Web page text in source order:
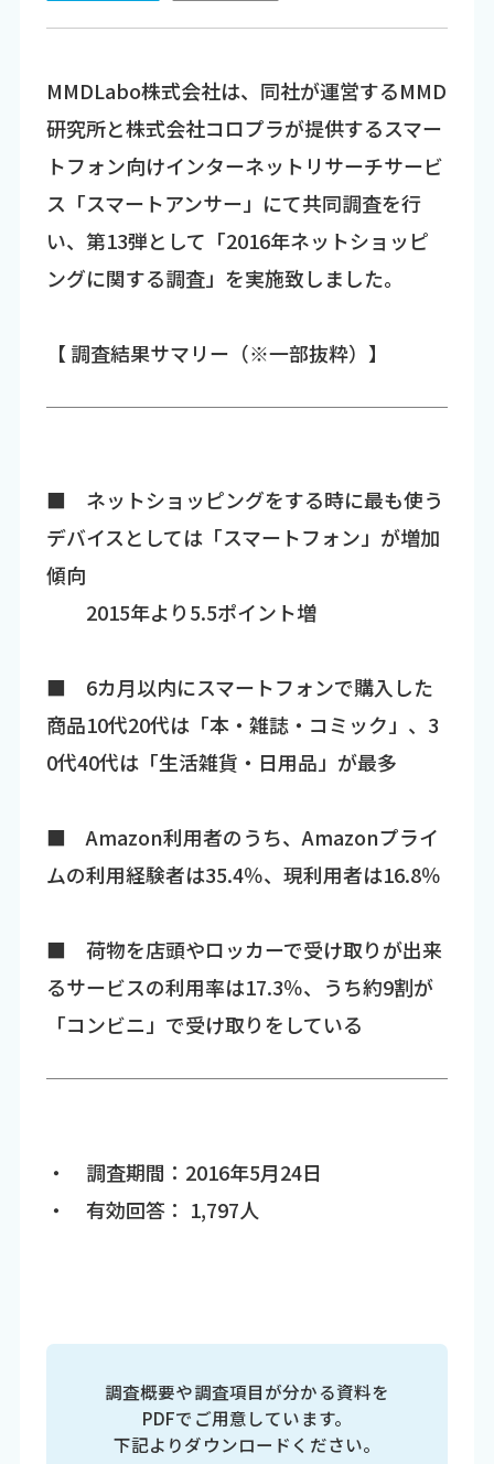
MMDLabo株式会社は、同社が運営するMMD
研究所と株式会社コロプラが提供するスマー
トフォン向けインターネットリサーチサービ
ス「スマートアンサー」にて共同調査を行
い、第13弾として「2016年ネットショッピ
ングに関する調査」を実施致しました。
【 調査結果サマリー（※一部抜粋）】
■ ネットショッピングをする時に最も使う
デバイスとしては「スマートフォン」が増加
傾向
2015年より5.5ポイント増
■ 6カ月以内にスマートフォンで購入した
商品10代20代は「本・雑誌・コミック」、3
0代40代は「生活雑貨・日用品」が最多
■ Amazon利用者のうち、Amazonプライ
ムの利用経験者は35.4％、現利用者は16.8％
■ 荷物を店頭やロッカーで受け取りが出来
るサービスの利用率は17.3％、うち約9割が
「コンビニ」で受け取りをしている
・ 調査期間：2016年5月24日
・ 有効回答： 1,797人
調査概要や調査項目が分かる資料を
PDFでご用意しています。
下記よりダウンロードください。